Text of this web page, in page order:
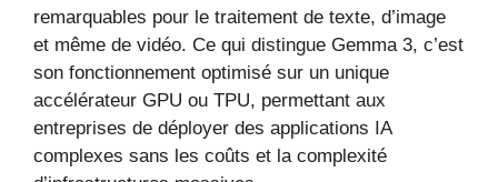
remarquables pour le traitement de texte, d’image
et même de vidéo. Ce qui distingue Gemma 3, c’est
son fonctionnement optimisé sur un unique
accélérateur GPU ou TPU, permettant aux
entreprises de déployer des applications IA
complexes sans les coûts et la complexité